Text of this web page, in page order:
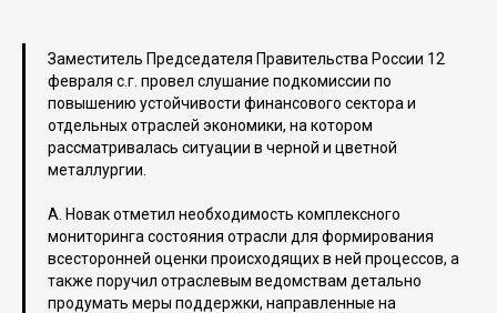
Заместитель Председателя Правительства России 12
февраля с.г. провел слушание подкомиссии по
повышению устойчивости финансового сектора и
отдельных отраслей экономики, на котором
рассматривалась ситуации в черной и цветной
металлургии.
А. Новак отметил необходимость комплексного
мониторинга состояния отрасли для формирования
всесторонней оценки происходящих в ней процессов, а
также поручил отраслевым ведомствам детально
продумать меры поддержки, направленные на